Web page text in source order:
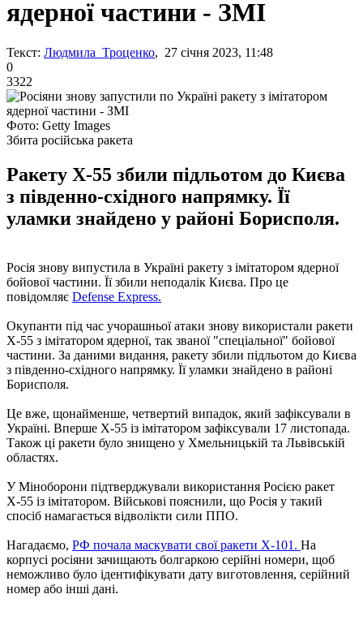
ядерної частини - ЗМІ
Текст: Людмила Троценко, 27 січня 2023, 11:48
0
3322
Фото: Getty Images
Збита російська ракета
Ракету Х-55 збили підльотом до Києва
з південно-східного напрямку. Її
уламки знайдено у районі Борисполя.
Росія знову випустила в Україні ракету з імітатором ядерної
бойової частини. Її збили неподалік Києва. Про це
повідомляє Defense Express.
Окупанти під час учорашньої атаки знову використали ракети
Х-55 з імітатором ядерної, так званої "спеціальної" бойової
частини. За даними видання, ракету збили підльотом до Києва
з південно-східного напрямку. Її уламки знайдено в районі
Борисполя.
Це вже, щонайменше, четвертий випадок, який зафіксували в
Україні. Вперше Х-55 із імітатором зафіксували 17 листопада.
Також ці ракети було знищено у Хмельницькій та Львівській
областях.
У Міноборони підтверджували використання Росією ракет
Х-55 із імітатором. Військові пояснили, що Росія у такий
спосіб намагається відволікти сили ППО.
Нагадаємо, РФ почала маскувати свої ракети Х-101. На
корпусі росіяни зачищають болгаркою серійні номери, щоб
неможливо було ідентифікувати дату виготовлення, серійний
номер або інші дані.